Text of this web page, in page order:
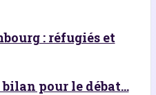
: réfugiés et
pour le débat...